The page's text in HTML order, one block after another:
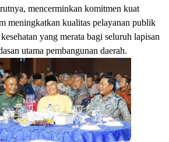
mencerminkan komitmen kuat
meningkatkan kualitas pelayanan publik
yang merata bagi seluruh lapisan
utama pembangunan daerah.